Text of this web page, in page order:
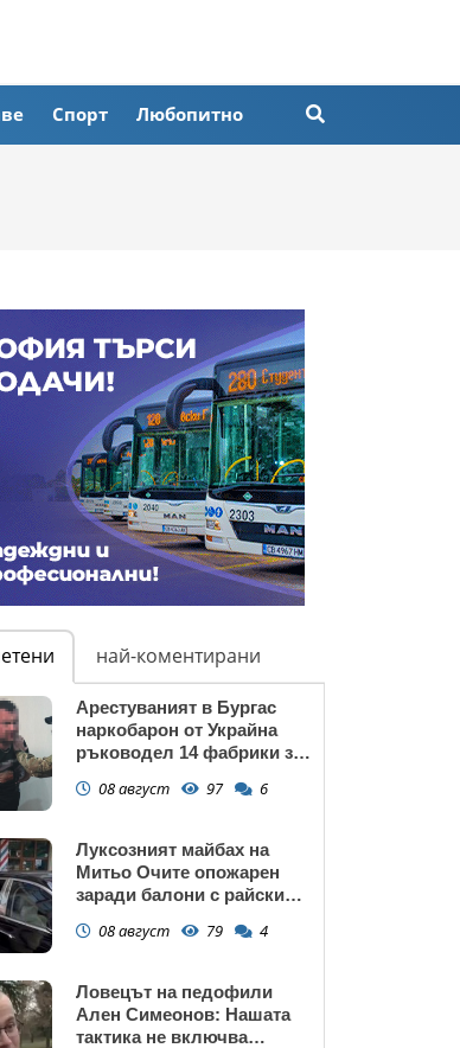
Спорт Любопитно
най-коментирани
Арестуваният в Бургас
наркобарон от Украйна
ръководел 14 фабрики за
08 август 97 6
Луксозният майбах на
Митьо Очите опожарен
заради балони с райски
08 август 79 4
Ловецът на педофили
Ален Симеонов: Нашата
тактика не включва